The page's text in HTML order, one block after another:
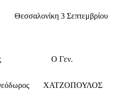
Σεπτεμβρίου
Ο Γεν.
ΧΑΤΖΟΠΟΥΛΟΣ